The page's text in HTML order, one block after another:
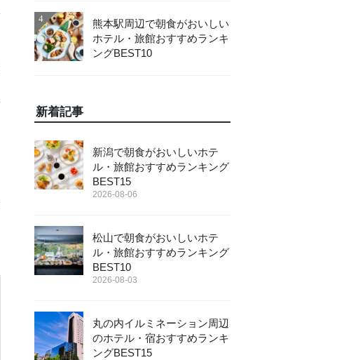
4
熊本駅周辺で朝食がおいしい
ホテル・旅館おすすめランキ
ングBEST10
新着記事
新潟で朝食がおいしいホテ
ル・旅館おすすめランキング
BEST15
2026-08-06
松山で朝食がおいしいホテ
ル・旅館おすすめランキング
BEST10
2026-08-03
丸の内イルミネーション周辺
のホテル・宿おすすめランキ
ングBEST15